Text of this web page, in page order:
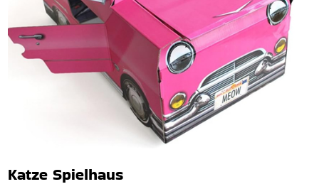
Katze Spielhaus